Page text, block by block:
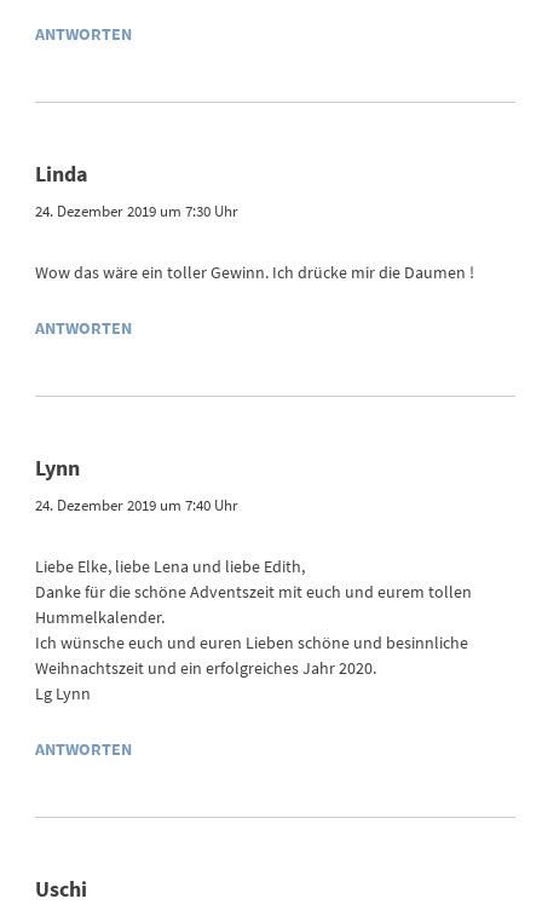
ANTWORTEN
Linda
24. Dezember 2019 um 7:30 Uhr
Wow das wäre ein toller Gewinn. Ich drücke mir die Daumen !
ANTWORTEN
Lynn
24. Dezember 2019 um 7:40 Uhr
Liebe Elke, liebe Lena und liebe Edith,
Danke für die schöne Adventszeit mit euch und eurem tollen
Hummelkalender.
Ich wünsche euch und euren Lieben schöne und besinnliche
Weihnachtszeit und ein erfolgreiches Jahr 2020.
Lg Lynn
ANTWORTEN
Uschi